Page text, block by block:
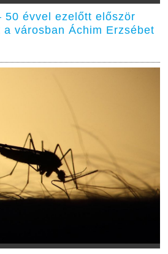
50 évvel ezelőtt először
városban Áchim Erzsébet